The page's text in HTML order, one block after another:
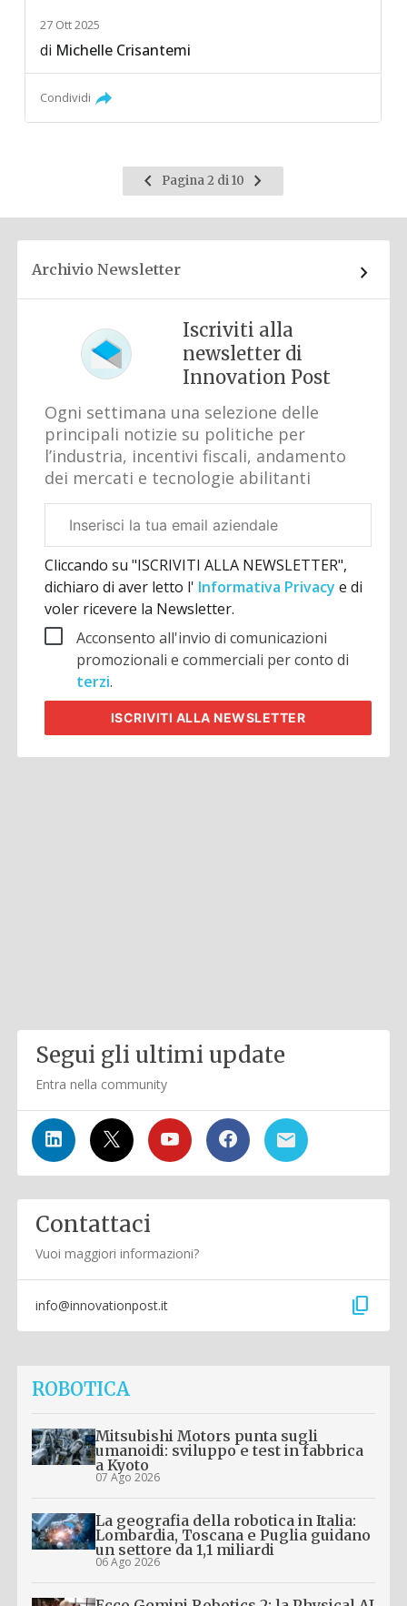
27 Ott 2025
di Michelle Crisantemi
Condividi
Pagina
precedente
Pagina 2 di 10
Pagina
successiva
Archivio Newsletter
Iscriviti alla
newsletter di
Innovation Post
Ogni settimana una selezione delle
principali notizie su politiche per
l’industria, incentivi fiscali, andamento
dei mercati e tecnologie abilitanti
aziendale
Cliccando su "ISCRIVITI ALLA NEWSLETTER",
dichiaro di aver letto l' Informativa Privacye di
voler ricevere la Newsletter.
Acconsento all'invio di comunicazioni
promozionali e commerciali per conto di
terzi.
ISCRIVITI ALLA NEWSLETTER
Segui gli ultimi update
Entra nella community
Contattaci
Vuoi maggiori informazioni?
info@innovationpost.it content_copy
ROBOTICA
Mitsubishi Motors punta sugli
umanoidi: sviluppo e test in fabbrica
a Kyoto
07 Ago 2026
La geografia della robotica in Italia:
Lombardia, Toscana e Puglia guidano
un settore da 1,1 miliardi
06 Ago 2026